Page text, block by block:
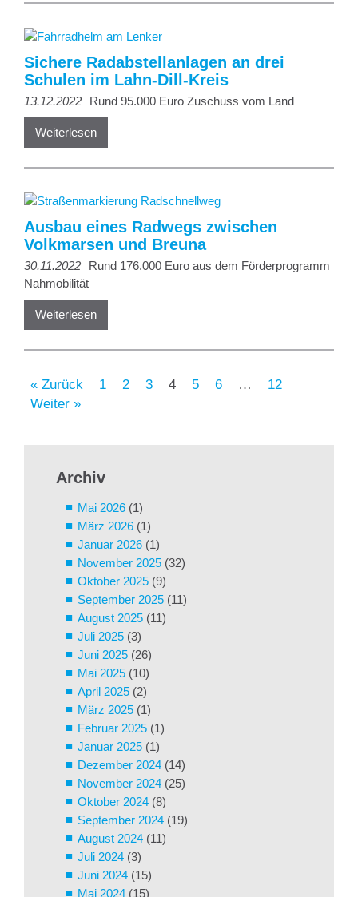
Sichere Radabstellanlagen an drei
Schulen im Lahn-Dill-Kreis
13.12.2022 Rund 95.000 Euro Zuschuss vom Land
Weiterlesen
Ausbau eines Radwegs zwischen
Volkmarsen und Breuna
30.11.2022
Rund 176.000 Euro aus dem Förderprogramm
Nahmobilität
Weiterlesen
« Zurück 1 2 3 4 5 6
12
Weiter »
Archiv
Mai 2026 (1)
März 2026 (1)
Januar 2026 (1)
November 2025 (32)
Oktober 2025 (9)
September 2025 (11)
August 2025 (11)
Juli 2025 (3)
Juni 2025 (26)
Mai 2025 (10)
April 2025 (2)
März 2025 (1)
Februar 2025 (1)
Januar 2025 (1)
Dezember 2024 (14)
November 2024 (25)
Oktober 2024 (8)
September 2024 (19)
August 2024 (11)
Juli 2024 (3)
Juni 2024 (15)
Mai 2024 (15)